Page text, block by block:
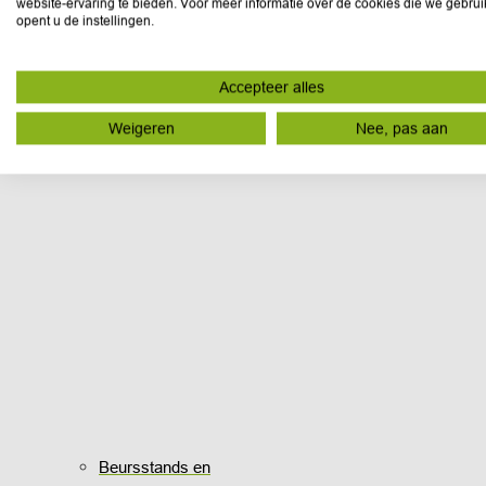
Beursstands en
website-ervaring te bieden. Voor meer informatie over de cookies die we
opent u de instellingen.
Accepteer alles
Weigeren Nee, pas aan